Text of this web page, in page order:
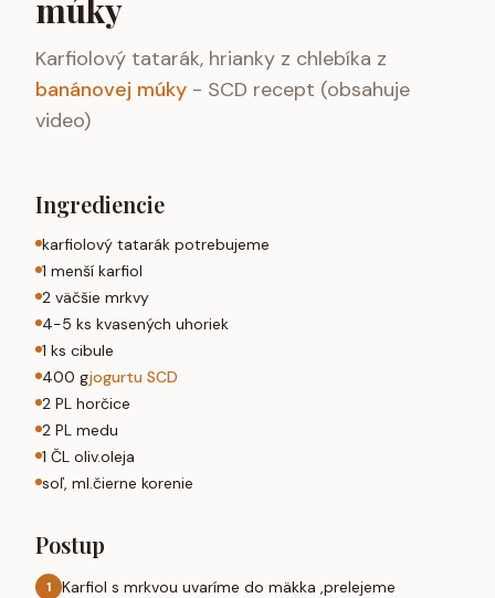
múky
Karfiolový tatarák, hrianky z chlebíka z
banánovej múky - SCD recept (obsahuje
video)
Ingrediencie
karfiolový tatarák potrebujeme
1 menší karfiol
2 väčšie mrkvy
4-5 ks kvasených uhoriek
1 ks cibule
400 gjogurtu SCD
2 PL horčice
2 PL medu
1 ČL oliv.oleja
soľ, ml.čierne korenie
Postup
1
Karfiol s mrkvou uvaríme do mäkka ,prelejeme